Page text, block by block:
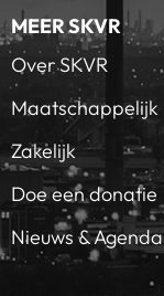
MEER SKVR
Over SKVR
Maatschappelijk
Zakelijk
Doe een donatie
Nieuws & Agenda